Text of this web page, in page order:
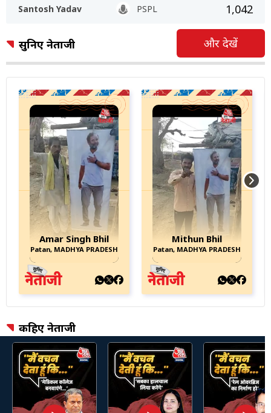
Santosh Yadav PSPL 1,042
सुनिए नेताजी और देखें
Amar Singh Bhil
Patan, MADHYA PRADESH
Mithun Bhil
Patan, MADHYA PRADESH
कहिए नेताजी